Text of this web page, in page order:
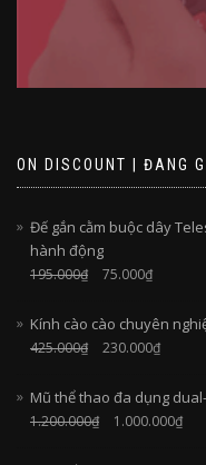
ON DISCOUNT | ĐANG
Đế gắn cằm buộc dây
hành động
195.000₫ 75.000₫
Kính cào cào chuyên
425.000₫ 230.000₫
Mũ thể thao đa dụng
1.200.000₫ 1.000.000₫